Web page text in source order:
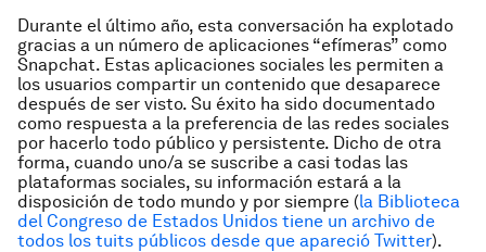
Durante el último año, esta conversación ha explotado
gracias a un número de aplicaciones “efímeras” como
Snapchat. Estas aplicaciones sociales les permiten a
los usuarios compartir un contenido que desaparece
después de ser visto. Su éxito ha sido documentado
como respuesta a la preferencia de las redes sociales
por hacerlo todo público y persistente. Dicho de otra
forma, cuando uno/a se suscribe a casi todas las
plataformas sociales, su información estará a la
disposición de todo mundo y por siempre (la Biblioteca
del Congreso de Estados Unidos tiene un archivo de
todos los tuits públicos desde que apareció Twitter).